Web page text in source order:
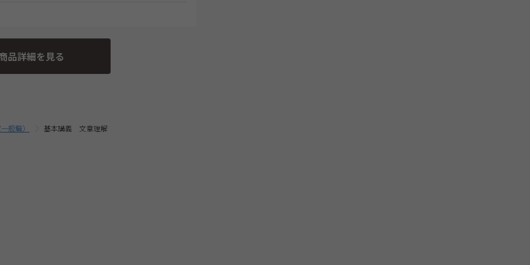
をお申込みの場合は、必ずお使いのパソコンの
、お申込みください。
、ショッピングカートに入れる前に適用されて
配送料込の価格となっております。(一部商品を
決済終了後に、発送します。
販会社によるローン審査承認
い。 なお、お客様と当社との間の講座受講契約
取扱いは、TAC申込規約3【受講料等について】
品詳細を見る
般職） 基本講義 文章理解